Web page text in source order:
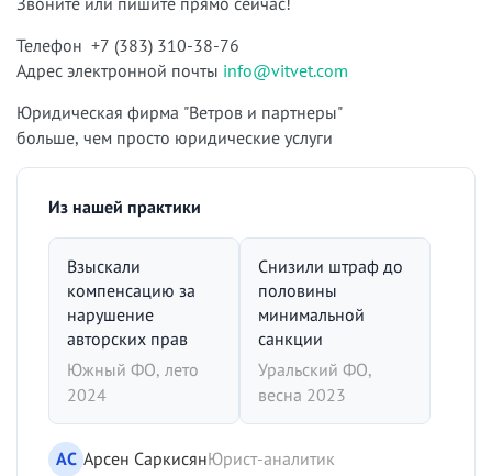
Телефон +7 (383) 310-38-76
Адрес электронной почты info@vitvet.com
Юридическая фирма "Ветров и партнеры"
больше, чем просто юридические услуги
Из нашей практики
Взыскали
компенсацию за
нарушение
авторских прав
Южный ФО, лето
2024
Снизили штраф до
половины
минимальной
санкции
Уральский ФО,
весна 2023
АС Арсен СаркисянЮрист-аналитик